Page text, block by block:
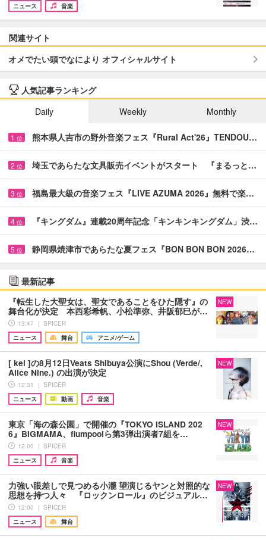
ニュース
音楽
関連サイト
オメでたい頭でなにより オフィシャルサイト
人気記事ランキング
Daily
Weekly Monthly
1 位 熊本県人吉市の野外音楽フェス『Rural Act'26』TENDOU…
2 位 埼玉であらたな文具販売イベントがスタート 『まるっと…
3 位 福島最大級の音楽フェス『LIVE AZUMA 2026』無料で楽…
4 位 『キングダム』連載20周年記念「キンキンキングダム」渋…
5 位 静岡県焼津市であらたな夏フェス『BON BON BON 2026…
最新記事
『転生した大聖女は、聖女であることをひた隠す』の
舞台化が決定 本西彩希帆、小松準弥、井阪郁巳が…
13:47 ｜ SPICER
ニュース
舞台 アニメ/ゲーム
NEW
[ kei ]の8月12日Veats Shibuya公演にShou (Verde/,
Alice Nine.) の出演が決定
12:31 ｜ SPICER
ニュース
動画 音楽
NEW
東京「海の森公園」で開催の『TOKYO ISLAND 202
6』BIGMAMA、flumpoolら第3弾出演者7組を…
12:00 ｜ SPICER
ニュース
音楽
NEW
力強い眼差しで見つめる小瀧 望演じるヤンと対照的な
思想を持つ人々 『ロックンロール』のビジュアル…
12:00 ｜ SPICER
ニュース
舞台
NEW